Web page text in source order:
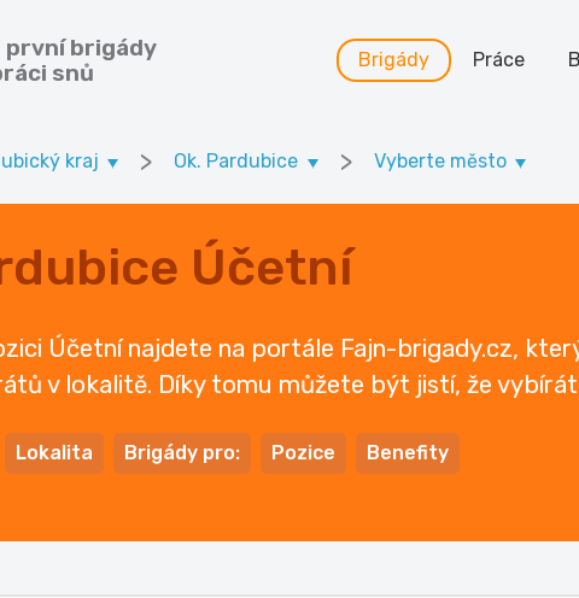
první brigády
snů
Brigády Práce
kraj > Ok. Pardubice > Vyberte město
Účetní
Účetní najdete na portále Fajn-brigady.cz,
v lokalitě. Díky tomu můžete být jistí, že
Lokalita Brigády pro: Pozice Benefity